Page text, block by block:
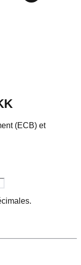
(ECB) et